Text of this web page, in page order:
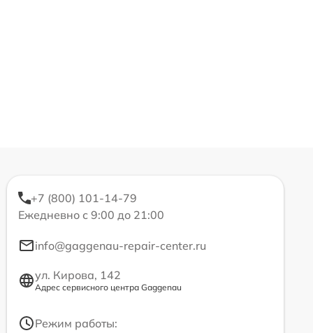
+7 (800) 101-14-79
Ежедневно с 9:00 до 21:00
info@gaggenau-repair-center.ru
ул. Кирова, 142
Адрес сервисного центра Gaggenau
Режим работы: